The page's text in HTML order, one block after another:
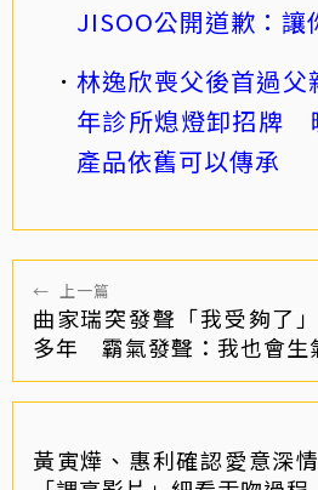
JISOO公開道歉：讓
林逸欣喪父後首過父
年診所熄燈卸招牌
產品依舊可以傳承
← 上一篇
曲家瑞突發聲「我受夠了
多年 霸氣發聲：我也會生
黃寅燁、惠利確認愛意深